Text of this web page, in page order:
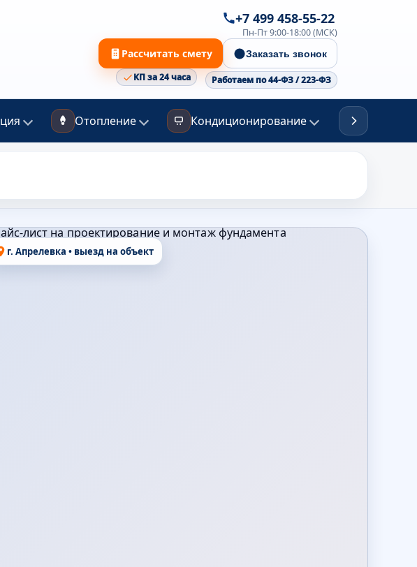
+7 499 458-55-22
Пн-Пт 9:00-18:00 (МСК)
Рассчитать смету Заказать звонок
КП за 24 часа Работаем по 44-ФЗ / 223-ФЗ
Отопление Кондиционирование
г. Апрелевка • выезд на объект